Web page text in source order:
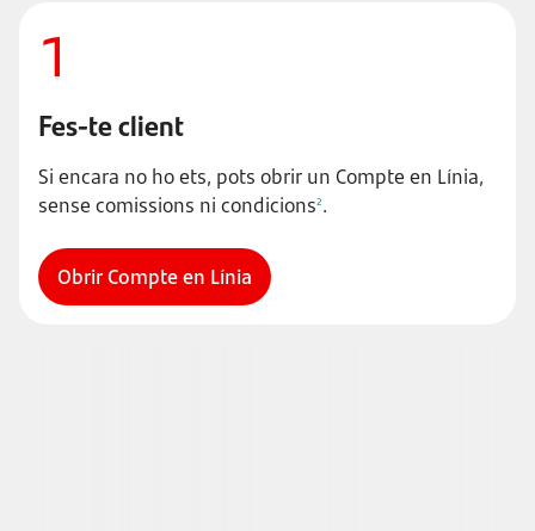
1
Fes-te client
Si encara no ho ets, pots obrir un Compte en Línia,
sense comissions ni condicions2.
Obrir Compte en Línia